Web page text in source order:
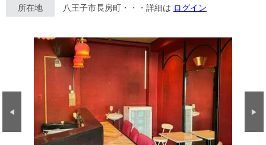
所在地 八王子市長房町・・・詳細は ログイン
Previous Next